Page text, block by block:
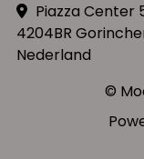
Piazza Center
4204BR
Nederland
©